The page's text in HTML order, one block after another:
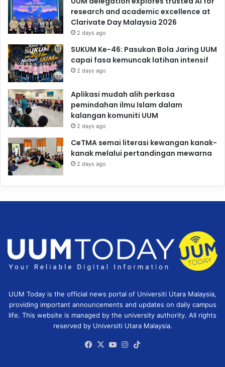
research and academic excellence at
Clarivate Day Malaysia 2026
2 days ago
SUKUM Ke-46: Pasukan Bola Jaring UUM
capai fasa kemuncak latihan intensif
2 days ago
Aplikasi mudah alih perkasa
pemindahan ilmu Islam dalam
kalangan komuniti UUM
2 days ago
CeTMA semai literasi kewangan kanak-
kanak melalui pertandingan mewarna
2 days ago
UUM Today is the official news portal of Universiti Utara Malaysia,
providing important announcements and updates on daily campus
life. This website is managed by the university authority. All rights
reserved by Universiti Utara Malaysia.
Facebook
X YouTubeInstagram